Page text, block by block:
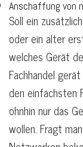
Anschaffung von
Soll ein
oder ein alter
welches Gerät
Fachhandel
den einfachsten
ohnhin nur das
wollen. Fragt